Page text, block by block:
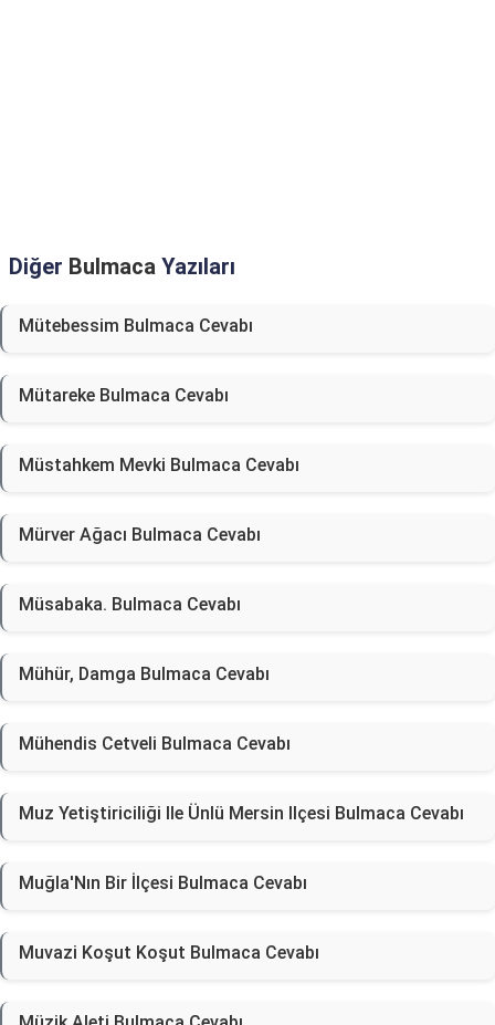
Diğer Bulmaca Yazıları
Mütebessim Bulmaca Cevabı
Mütareke Bulmaca Cevabı
Müstahkem Mevki Bulmaca Cevabı
Mürver Ağacı Bulmaca Cevabı
Müsabaka. Bulmaca Cevabı
Mühür, Damga Bulmaca Cevabı
Mühendis Cetveli Bulmaca Cevabı
Muz Yetiştiriciliği Ile Ünlü Mersin Ilçesi Bulmaca Cevabı
Muğla'Nın Bir İlçesi Bulmaca Cevabı
Muvazi Koşut Koşut Bulmaca Cevabı